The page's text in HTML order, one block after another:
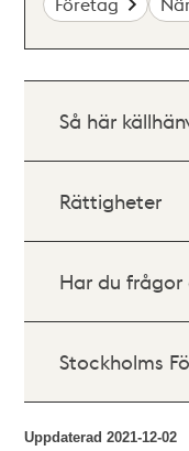
Så här
Rättigheter
Har du
Stockholms
Uppdaterad2021-12-02